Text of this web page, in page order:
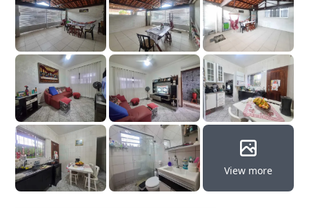
View more